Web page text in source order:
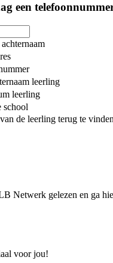
een
leerling
leerling
school
de leerling terug te
Netwerk gelezen en ga
voor jou!